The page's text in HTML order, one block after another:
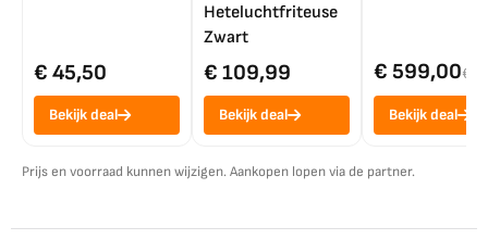
€ 45,50
Bekijk deal
Heteluchtfriteuse
Zwart
€ 109,99
Bekijk deal
€ 599,00€
Bekijk deal
Prijs en voorraad kunnen wijzigen. Aankopen lopen via de partner.